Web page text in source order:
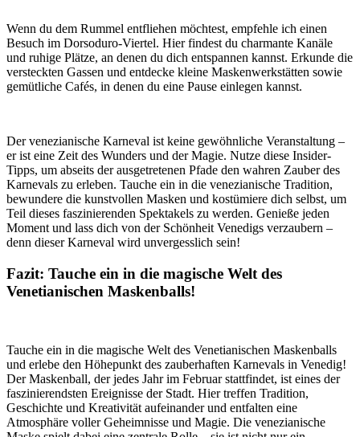
Wenn du dem Rummel entfliehen möchtest, empfehle ich einen
Besuch im Dorsoduro-Viertel. Hier findest du charmante Kanäle
und ruhige Plätze, an denen du dich entspannen kannst. Erkunde die
versteckten Gassen und entdecke kleine Maskenwerkstätten sowie
gemütliche Cafés, in denen du eine Pause einlegen kannst.
Der venezianische Karneval ist keine gewöhnliche Veranstaltung –
er ist eine Zeit des Wunders und der Magie. Nutze diese Insider-
Tipps, um abseits der ausgetretenen Pfade den wahren Zauber des
Karnevals zu erleben. Tauche ein in die venezianische Tradition,
bewundere die kunstvollen Masken und kostümiere dich selbst, um
Teil dieses faszinierenden Spektakels zu werden. Genieße jeden
Moment und lass dich von der Schönheit Venedigs verzaubern –
denn dieser Karneval wird unvergesslich sein!
Fazit: Tauche ein in die magische Welt des
Venetianischen Maskenballs!
Tauche ein in die magische Welt des Venetianischen Maskenballs
und erlebe den Höhepunkt des zauberhaften Karnevals in Venedig!
Der Maskenball, der jedes Jahr im Februar stattfindet, ist eines der
faszinierendsten Ereignisse der Stadt. Hier treffen Tradition,
Geschichte und Kreativität aufeinander und entfalten eine
Atmosphäre voller Geheimnisse und Magie. Die venezianische